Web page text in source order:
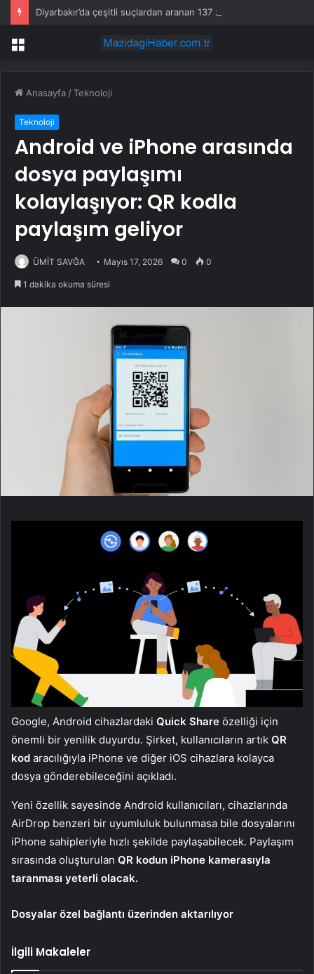
Diyarbakır’da çeşitli suçlardan aranan 137 zanlı yakalandı
Menü
Anasayfa /Teknoloji
Teknoloji
Android ve iPhone arasında
dosya paylaşımı
kolaylaşıyor: QR kodla
paylaşım geliyor
ÜMİT SAVĞA Mayıs 17, 2026 0 0
1 dakika okuma süresi
Google, Android cihazlardaki Quick Share özelliği için
önemli bir yenilik duyurdu. Şirket, kullanıcıların artık QR
kod aracılığıyla iPhone ve diğer iOS cihazlara kolayca
dosya gönderebileceğini açıkladı.
Yeni özellik sayesinde Android kullanıcıları, cihazlarında
AirDrop benzeri bir uyumluluk bulunmasa bile dosyalarını
iPhone sahipleriyle hızlı şekilde paylaşabilecek. Paylaşım
sırasında oluşturulan QR kodun iPhone kamerasıyla
taranması yeterli olacak.
Dosyalar özel bağlantı üzerinden aktarılıyor
İlgili Makaleler